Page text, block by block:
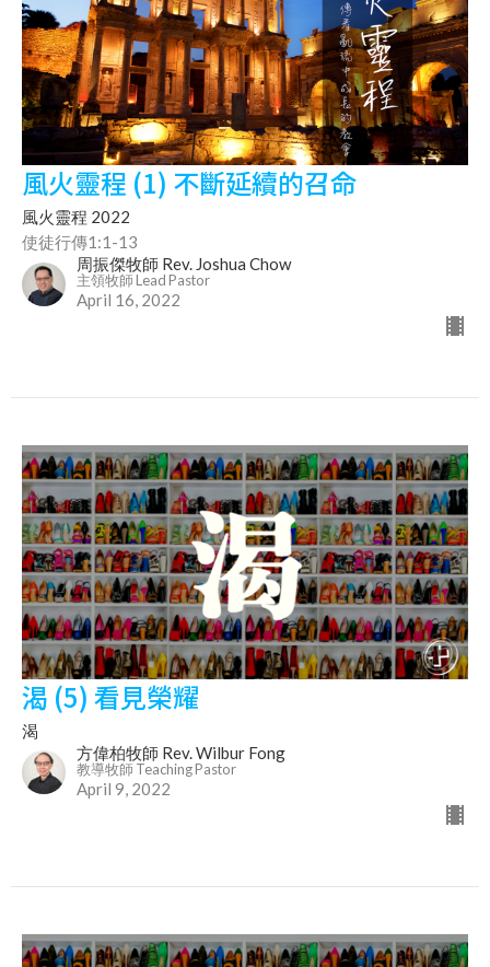
風火靈程 (1) 不斷延續的召命
風火靈程 2022
使徒行傳1:1-13
周振傑牧師 Rev. Joshua Chow
主領牧師 Lead Pastor
April 16, 2022
渴 (5) 看見榮耀
渴
方偉柏牧師 Rev. Wilbur Fong
教導牧師 Teaching Pastor
April 9, 2022